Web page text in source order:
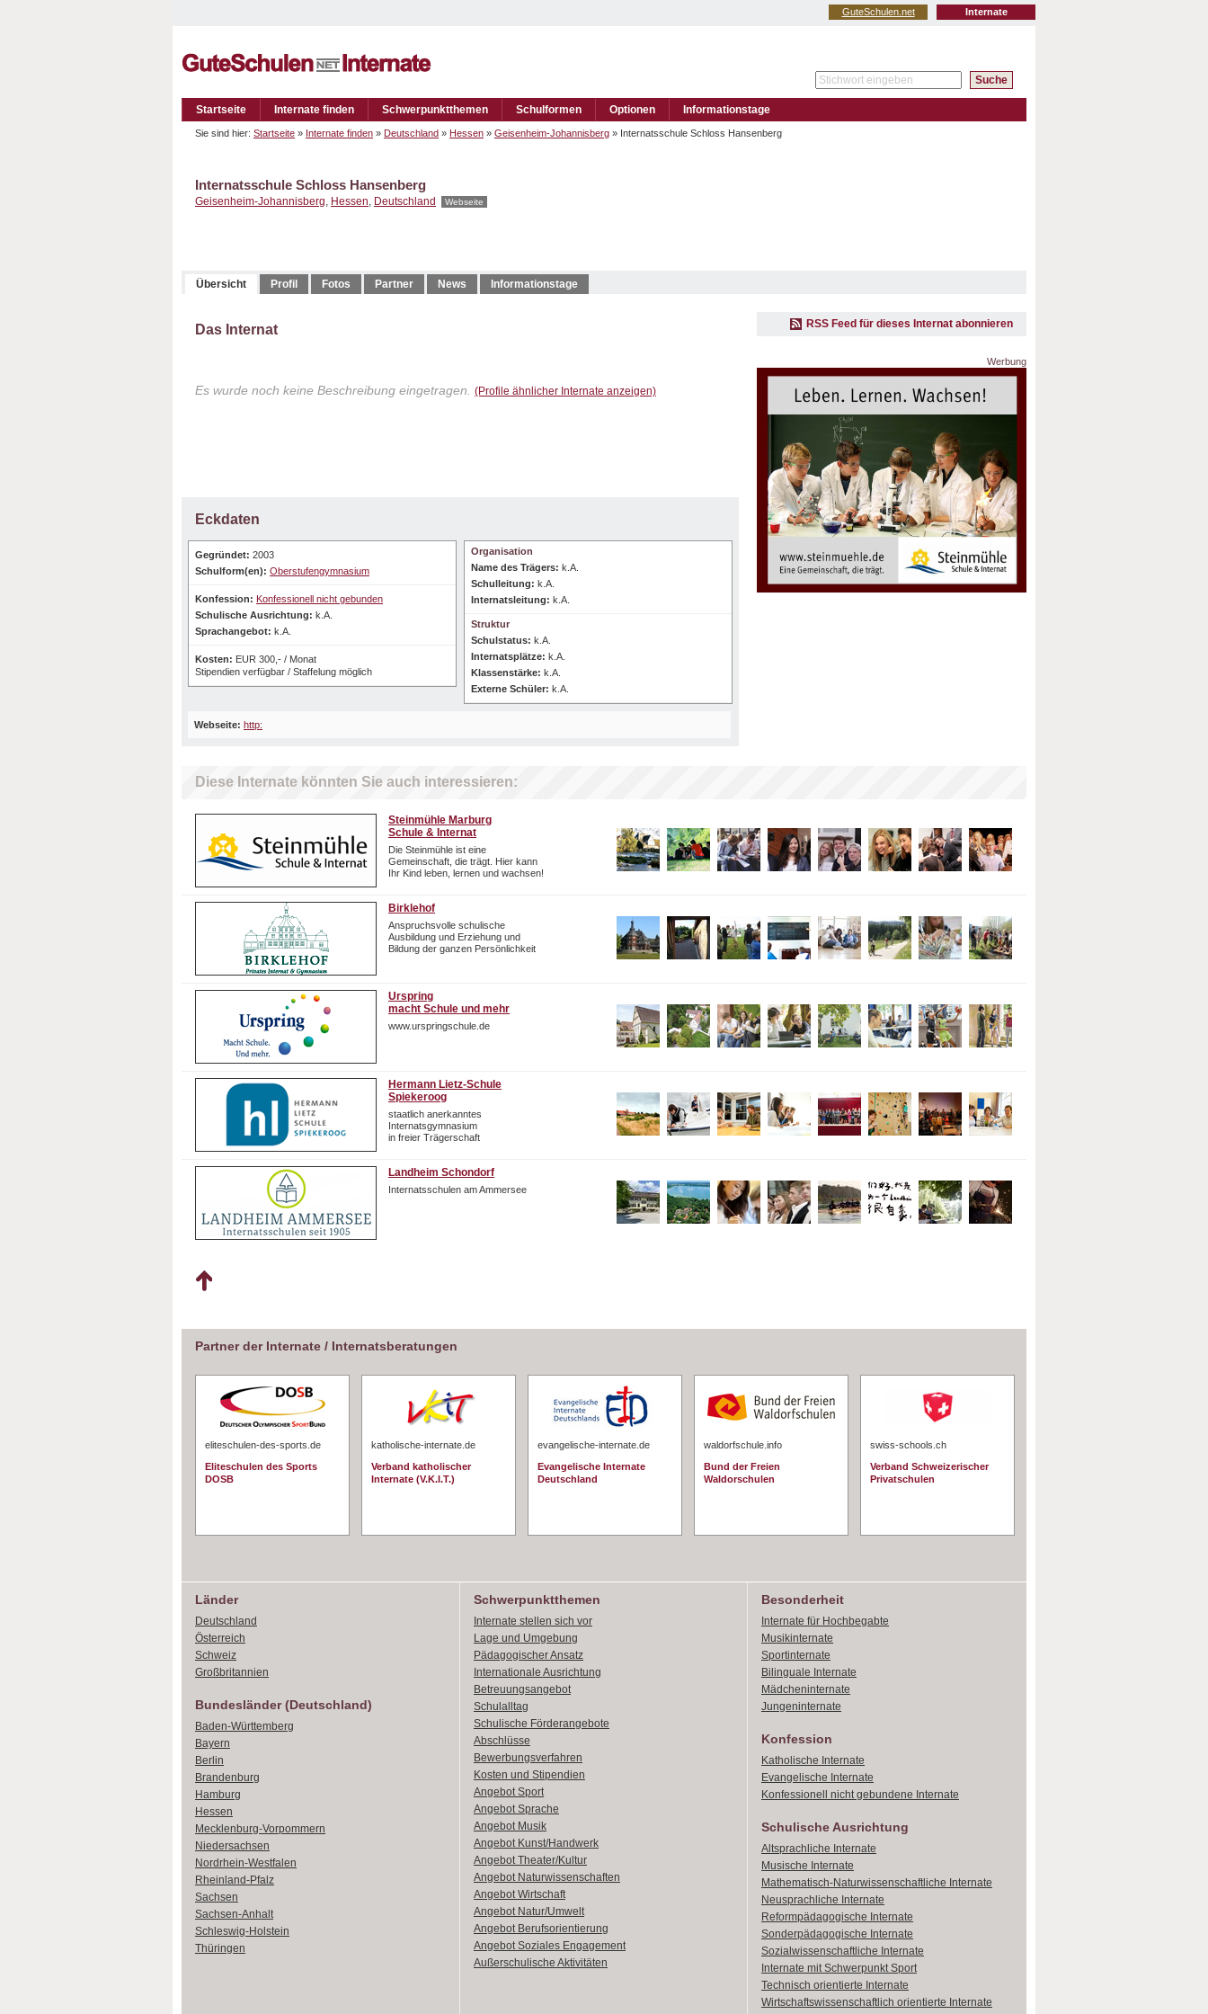
Internate
GuteSchulen.net
Startseite Internate finden Schwerpunktthemen Schulformen Optionen Informationstage
Sie sind hier: Startseite » Internate finden » Deutschland » Hessen » Geisenheim-Johannisberg » Internatsschule Schloss Hansenberg
Internatsschule Schloss Hansenberg
Geisenheim-Johannisberg, Hessen, Deutschland Webseite
Übersicht Profil Fotos Partner News Informationstage
Das Internat
Es wurde noch keine Beschreibung eingetragen. (Profile ähnlicher Internate anzeigen)
Eckdaten
Gegründet: 2003
Schulform(en): Oberstufengymnasium
Konfession: Konfessionell nicht gebunden
Schulische Ausrichtung: k.A.
Sprachangebot: k.A.
Kosten: EUR 300,- / Monat
Stipendien verfügbar / Staffelung möglich
Organisation
Name des Trägers: k.A.
Schulleitung: k.A.
Internatsleitung: k.A.
Struktur
Schulstatus: k.A.
Internatsplätze: k.A.
Klassenstärke: k.A.
Externe Schüler: k.A.
Webseite: http:
RSS Feed für dieses Internat abonnieren
Werbung
Diese Internate könnten Sie auch interessieren:
Steinmühle Marburg
Schule & Internat
Die Steinmühle ist eine
Gemeinschaft, die trägt. Hier kann
Ihr Kind leben, lernen und wachsen!
Birklehof
Anspruchsvolle schulische
Ausbildung und Erziehung und
Bildung der ganzen Persönlichkeit
Urspring
macht Schule und mehr
www.urspringschule.de
Hermann Lietz-Schule
Spiekeroog
staatlich anerkanntes
Internatsgymnasium
in freier Trägerschaft
Landheim Schondorf
Internatsschulen am Ammersee
Partner der Internate / Internatsberatungen
eliteschulen-des-sports.de
Eliteschulen des Sports
DOSB
katholische-internate.de
Verband katholischer
Internate (V.K.I.T.)
evangelische-internate.de
Evangelische Internate
Deutschland
waldorfschule.info
Bund der Freien
Waldorschulen
swiss-schools.ch
Verband Schweizerischer
Privatschulen
Länder
Deutschland
Österreich
Schweiz
Großbritannien
Bundesländer (Deutschland)
Baden-Württemberg
Bayern
Berlin
Brandenburg
Hamburg
Hessen
Mecklenburg-Vorpommern
Niedersachsen
Nordrhein-Westfalen
Rheinland-Pfalz
Sachsen
Sachsen-Anhalt
Schleswig-Holstein
Thüringen
Schwerpunktthemen
Internate stellen sich vor
Lage und Umgebung
Pädagogischer Ansatz
Internationale Ausrichtung
Betreuungsangebot
Schulalltag
Schulische Förderangebote
Abschlüsse
Bewerbungsverfahren
Kosten und Stipendien
Angebot Sport
Angebot Sprache
Angebot Musik
Angebot Kunst/Handwerk
Angebot Theater/Kultur
Angebot Naturwissenschaften
Angebot Wirtschaft
Angebot Natur/Umwelt
Angebot Berufsorientierung
Angebot Soziales Engagement
Außerschulische Aktivitäten
Besonderheit
Internate für Hochbegabte
Musikinternate
Sportinternate
Bilinguale Internate
Mädcheninternate
Jungeninternate
Konfession
Katholische Internate
Evangelische Internate
Konfessionell nicht gebundene Internate
Schulische Ausrichtung
Altsprachliche Internate
Musische Internate
Mathematisch-Naturwissenschaftliche Internate
Neusprachliche Internate
Reformpädagogische Internate
Sonderpädagogische Internate
Sozialwissenschaftliche Internate
Internate mit Schwerpunkt Sport
Technisch orientierte Internate
Wirtschaftswissenschaftlich orientierte Internate